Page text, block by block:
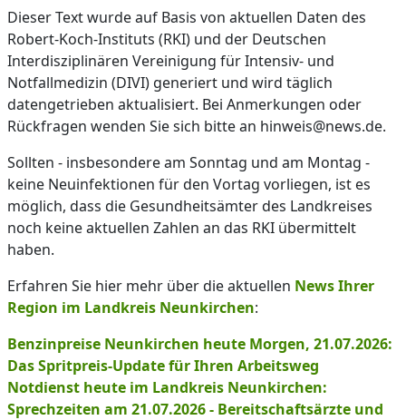
Dieser Text wurde auf Basis von aktuellen Daten des
Robert-Koch-Instituts (RKI) und der Deutschen
Interdisziplinären Vereinigung für Intensiv- und
Notfallmedizin (DIVI) generiert und wird täglich
datengetrieben aktualisiert. Bei Anmerkungen oder
Rückfragen wenden Sie sich bitte an hinweis@news.de.
Sollten - insbesondere am Sonntag und am Montag -
keine Neuinfektionen für den Vortag vorliegen, ist es
möglich, dass die Gesundheitsämter des Landkreises
noch keine aktuellen Zahlen an das RKI übermittelt
haben.
Erfahren Sie hier mehr über die aktuellen News Ihrer
Region im Landkreis Neunkirchen:
Benzinpreise Neunkirchen heute Morgen, 21.07.2026:
Das Spritpreis-Update für Ihren Arbeitsweg
Notdienst heute im Landkreis Neunkirchen:
Sprechzeiten am 21.07.2026 - Bereitschaftsärzte und